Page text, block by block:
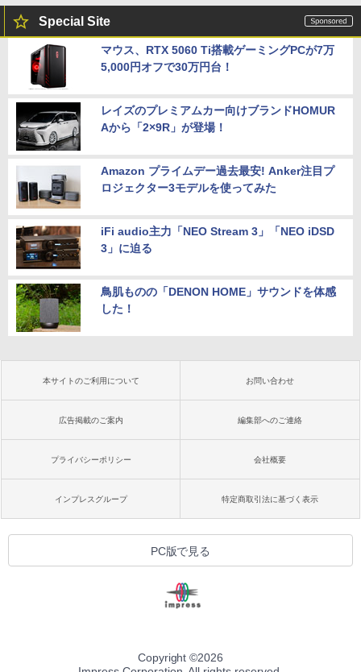
Special Site
マウス、RTX 5060 Ti搭載ゲーミングPCが7万
5,000円オフで30万円台！
レイズのプレミアムカー向けブランドHOMUR
Aから「2×9R」が登場！
Amazon プライムデー過去最安! Anker注目プ
ロジェクター3モデルを使ってみた
iFi audio主力「NEO Stream 3」「NEO iDSD
3」に迫る
鳥肌ものの「DENON HOME」サウンドを体感
した！
本サイトのご利用について お問い合わせ
広告掲載のご案内 編集部へのご連絡
プライバシーポリシー 会社概要
インプレスグループ 特定商取引法に基づく表示
PC版で見る
Copyright ©2026